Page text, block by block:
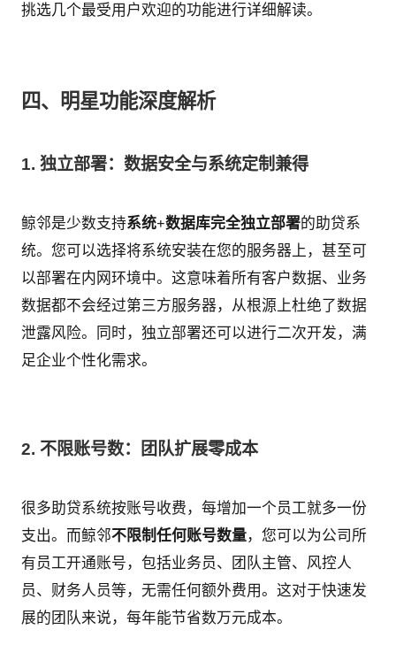
挑选几个最受用户欢迎的功能进行详细解读。
四、明星功能深度解析
1. 独立部署：数据安全与系统定制兼得
鲸邻是少数支持系统+数据库完全独立部署的助贷系
统。您可以选择将系统安装在您的服务器上，甚至可
以部署在内网环境中。这意味着所有客户数据、业务
数据都不会经过第三方服务器，从根源上杜绝了数据
泄露风险。同时，独立部署还可以进行二次开发，满
足企业个性化需求。
2. 不限账号数：团队扩展零成本
很多助贷系统按账号收费，每增加一个员工就多一份
支出。而鲸邻不限制任何账号数量，您可以为公司所
有员工开通账号，包括业务员、团队主管、风控人
员、财务人员等，无需任何额外费用。这对于快速发
展的团队来说，每年能节省数万元成本。